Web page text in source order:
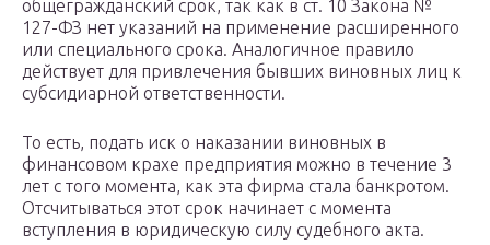
общегражданский срок, так как в ст. 10 Закона №
127-ФЗ нет указаний на применение расширенного
или специального срока. Аналогичное правило
действует для привлечения бывших виновных лиц к
субсидиарной ответственности.
То есть, подать иск о наказании виновных в
финансовом крахе предприятия можно в течение 3
лет с того момента, как эта фирма стала банкротом.
Отсчитываться этот срок начинает с момента
вступления в юридическую силу судебного акта.